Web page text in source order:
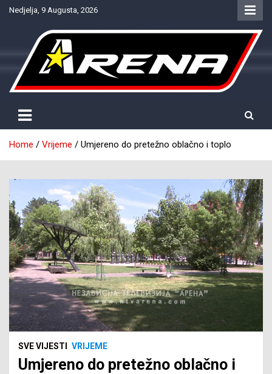
SkipNedjelja, 9 Augusta, 2026
NTV Arena
Home Vrijeme Umjereno do pretežno oblačno i toplo
SVE VIJESTI VRIJEME
Umjereno do pretežno oblačno i